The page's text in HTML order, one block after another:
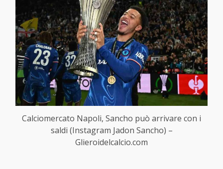
Calciomercato Napoli, Sancho può arrivare con i
saldi (Instagram Jadon Sancho) –
Glieroidelcalcio.com